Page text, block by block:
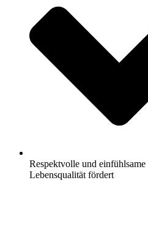
Respektvolle und
Lebensqualität fördert